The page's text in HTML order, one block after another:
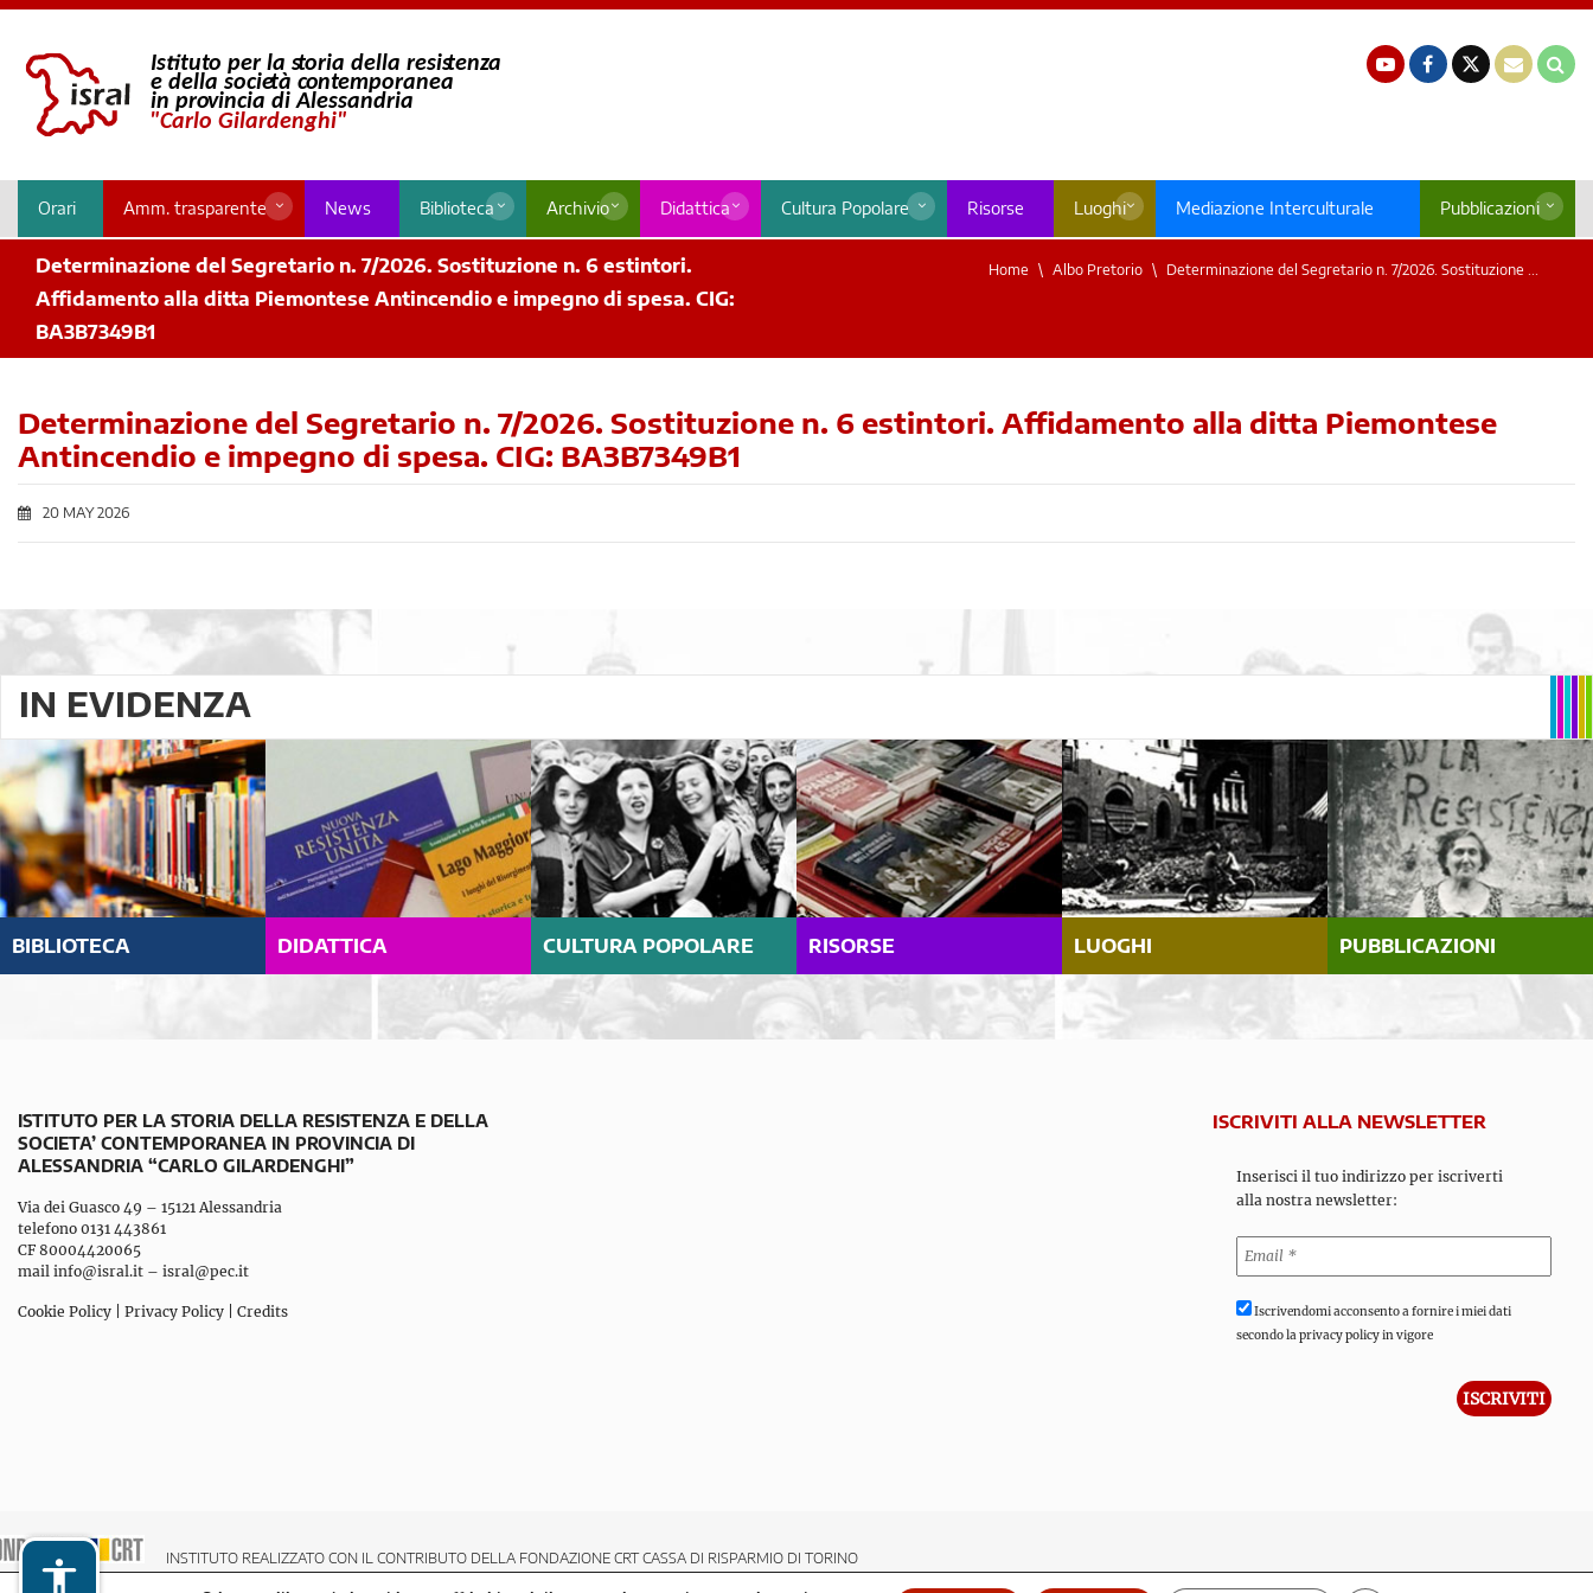
Orari Amm. trasparente News Biblioteca Archivio Didattica Cultura Popolare Risorse Luoghi Mediazione Interculturale Pubblicazioni
Determinazione del Segretario n. 7/2026. Sostituzione n. 6 estintori.
Affidamento alla ditta Piemontese Antincendio e impegno di spesa. CIG:
BA3B7349B1
Home Albo Pretorio Determinazione del Segretario n. 7/2026. Sostituzione ...
Determinazione del Segretario n. 7/2026. Sostituzione n. 6 estintori. Affidamento alla ditta Piemontese
Antincendio e impegno di spesa. CIG: BA3B7349B1
20 MAY 2026
IN EVIDENZA
BIBLIOTECA DIDATTICA CULTURA POPOLARE RISORSE LUOGHI PUBBLICAZIONI
ISTITUTO PER LA STORIA DELLA RESISTENZA E DELLA
SOCIETA’ CONTEMPORANEA IN PROVINCIA DI
ALESSANDRIA “CARLO GILARDENGHI”
Via dei Guasco 49 – 15121 Alessandria
telefono 0131 443861
CF 80004420065
mail info@isral.it – isral@pec.it
Cookie Policy Privacy Policy Credits
ISCRIVITI ALLA NEWSLETTER
Inserisci il tuo indirizzo per iscriverti
alla nostra newsletter:
Iscrivendomi acconsento a fornire i miei dati
secondo la privacy policy in vigore
INSTITUTO REALIZZATO CON IL CONTRIBUTO DELLA FONDAZIONE CRT CASSA DI RISPARMIO DI TORINO